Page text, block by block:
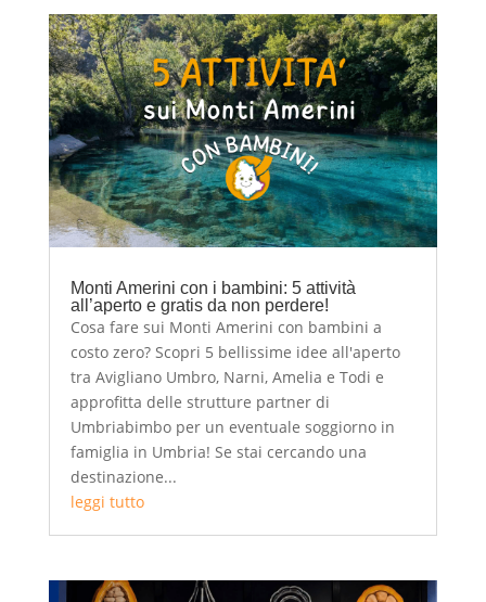
Monti Amerini con i bambini: 5 attività
all’aperto e gratis da non perdere!
Cosa fare sui Monti Amerini con bambini a
costo zero? Scopri 5 bellissime idee all'aperto
tra Avigliano Umbro, Narni, Amelia e Todi e
approfitta delle strutture partner di
Umbriabimbo per un eventuale soggiorno in
famiglia in Umbria! Se stai cercando una
destinazione...
leggi tutto